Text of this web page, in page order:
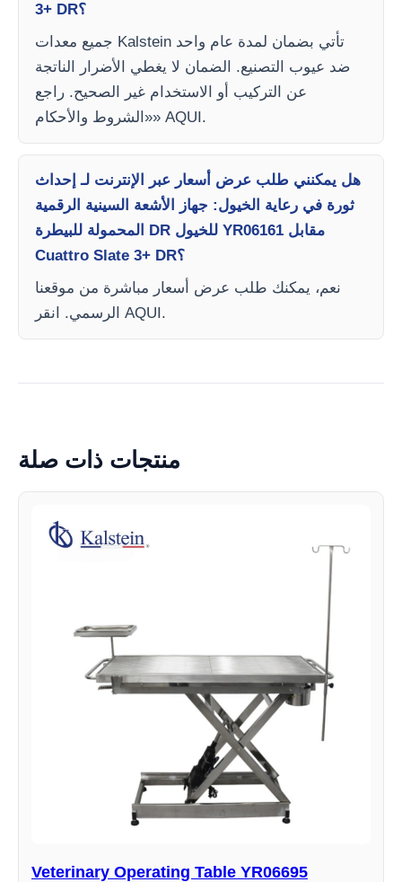
3+ DR؟
جميع معدات Kalstein تأتي بضمان لمدة عام واحد
ضد عيوب التصنيع. الضمان لا يغطي الأضرار الناتجة
عن التركيب أو الاستخدام غير الصحيح. راجع
«الشروط والأحكام» AQUI.
هل يمكنني طلب عرض أسعار عبر الإنترنت لـ إحداث
ثورة في رعاية الخيول: جهاز الأشعة السينية الرقمية
المحمولة للبيطرة DR للخيول YR06161 مقابل
Cuattro Slate 3+ DR؟
نعم، يمكنك طلب عرض أسعار مباشرة من موقعنا
الرسمي. انقر AQUI.
منتجات ذات صلة
Veterinary Operating Table YR06695